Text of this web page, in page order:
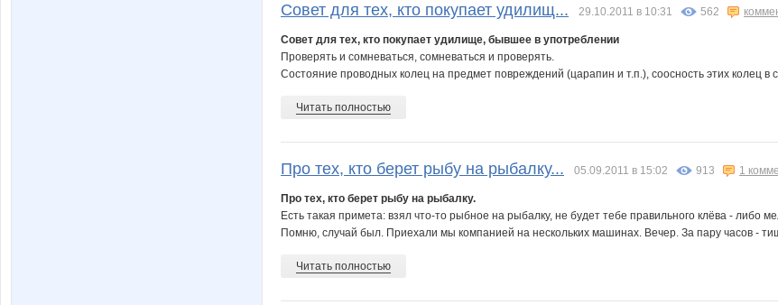
Совет для тех, кто покупает удилищ... 29.10.2011 в 10:31 562
Совет для тех, кто покупает удилище, бывшее в употреблении
Проверять и сомневаться, сомневаться и проверять.
Состояние проводных колец на предмет повреждений (царапин и т.п.), соосность этих колец
Читать полностью
Про тех, кто берет рыбу на рыбалку... 05.09.2011 в 15:02 913 1
Про тех, кто берет рыбу на рыбалку.
Есть такая примета: взял что-то рыбное на рыбалку, не будет тебе правильного клёва - либо
Помню, случай был. Приехали мы компанией на нескольких машинах. Вечер. За пару часов -
Читать полностью